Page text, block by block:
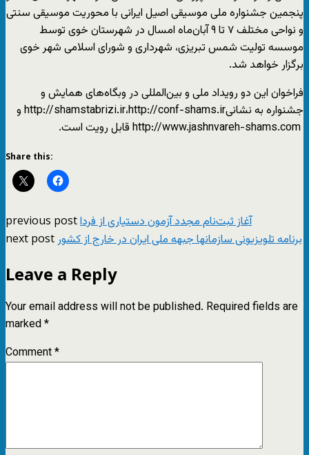
پنجمین جشنواره ملی موسیقی اصیل ایرانی با محوریت موسیقی سنتی
و نواحی مختلف ۷ تا ۹ آبان‌ماه امسال در شهرستان خوی توسط
موسسه تولیت شمس تبریزی، شهرداری و شورای اسلامی شهر خوی
برگزار خواهد شد.
فراخوان این دو رویداد ملی و بین‌المللی در وبگاه‌های همایش و
جشنواره به نشانیhttp://shamstabrizi.ir،http://conf-shams.ir و
Share this:
previous postآغاز ثبت‌نام مجدد آزمون دستیاری از فردا
next post برنامه تلویزیونی سازمانها جبهه ملی ایران در خارج از کشور
Leave a Reply
Your email address will not be published. Required fields are
marked*
Comment*